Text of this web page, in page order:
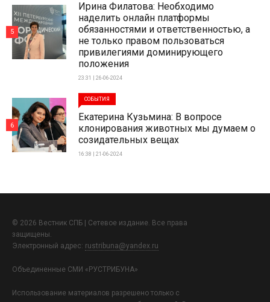
Ирина Филатова: Необходимо
наделить онлайн платформы
обязанностями и ответственностью, а
не только правом пользоваться
привилегиями доминирующего
положения
23:31 | 26-06-2024
5
СОБЫТИЯ
Екатерина Кузьмина: В вопросе
клонирования животных мы думаем о
созидательных вещах
16:38 | 21-06-2024
6
© 2026 Вестник СПБ | Сетевое издание. Все права
защищены.
Электронный адрес: rustribuna@yandex.ru
Объединенные СМИ «РУСТРИБУНА»
Использование материалов разрешено только с